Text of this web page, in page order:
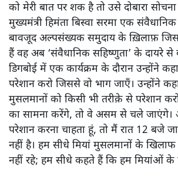
को मेरी बात पर शक है तो उसे दोबारा
मुख्यमंत्री हिमंता बिस्वा सरमा एक
बावजूद अल्पसंख्यक समुदाय के ख़िलाफ़
हैं वह अब ‘संवैधानिक सहिष्णुता’ के दायरे से
डिगबोई में एक कार्यक्रम के दौरान उन्होंने
परेशान करो जिससे वो भाग जाएँ। उन्होंने
मुसलमानों को किसी भी तरीक़े से परेशान
का सामना करेंगे, तो वे असम से चले जाएंगे।
परेशान करना चाहता हूं, तो मैं रात 12 बजे
नहीं है। हम सीधे मियां मुसलमानों के
नहीं रहे; हम सीधे कहते हैं कि हम मियांओं के